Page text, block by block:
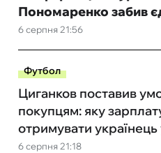
6 серпня 21:56
Пономаренко забив
Футбол
6 серпня 21:18
Циганков поставив
покупцям: яку
отримувати українець